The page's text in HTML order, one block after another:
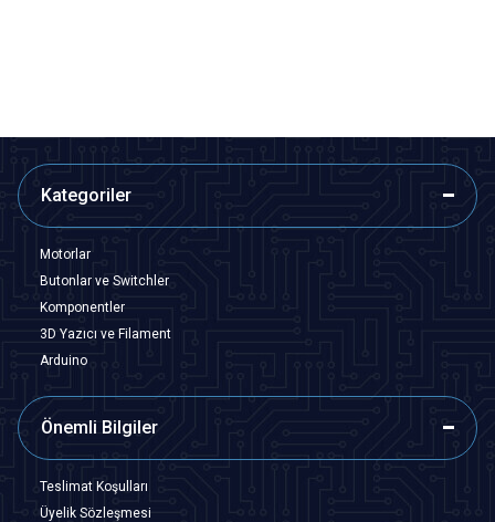
Kategoriler
Motorlar
Butonlar ve Switchler
Komponentler
3D Yazıcı ve Filament
Arduino
Önemli Bilgiler
Teslimat Koşulları
Üyelik Sözleşmesi